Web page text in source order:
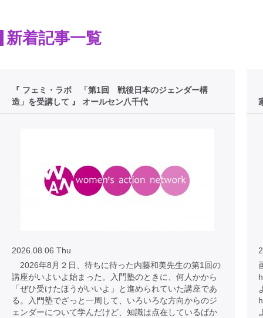
新着記事一覧
『 フェミ・ラボ 「第1回 戦後日本のジェンダー構
造」を受講して 』 オールセン八千代
2026.08.06 Thu
2026年8月２日、待ちに待った内藤和美先生の第1回の
講座がいよいよ始まった。入門塾のときに、何人かから
「ぜひ受けたほうがいいよ」と進められていた講座であ
る。入門塾でざっと一周して、いろいろな方向からのジ
ェンダーについて学んだけど、知識は点在しているばか